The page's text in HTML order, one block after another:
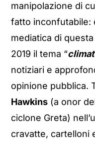
manipolazione di
fatto inconfutabile:
mediatica di
2019 il tema “
notiziari e
opinione pubblica.
Hawkins (a onor
ciclone Greta)
cravatte, cartelloni